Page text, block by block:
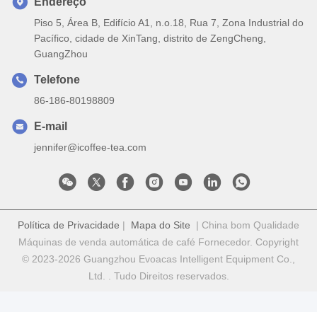
Piso 5, Área B, Edifício A1, n.o.18, Rua 7, Zona Industrial do
Pacífico, cidade de XinTang, distrito de ZengCheng,
GuangZhou
Telefone
86-186-80198809
E-mail
jennifer@icoffee-tea.com
Política de Privacidade | Mapa do Site | China bom Qualidade
Máquinas de venda automática de café Fornecedor. Copyright
© 2023-2026 Guangzhou Evoacas Intelligent Equipment Co.,
Ltd. . Tudo Direitos reservados.